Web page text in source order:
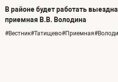
В районе будет работать
приемная В.В. Володина